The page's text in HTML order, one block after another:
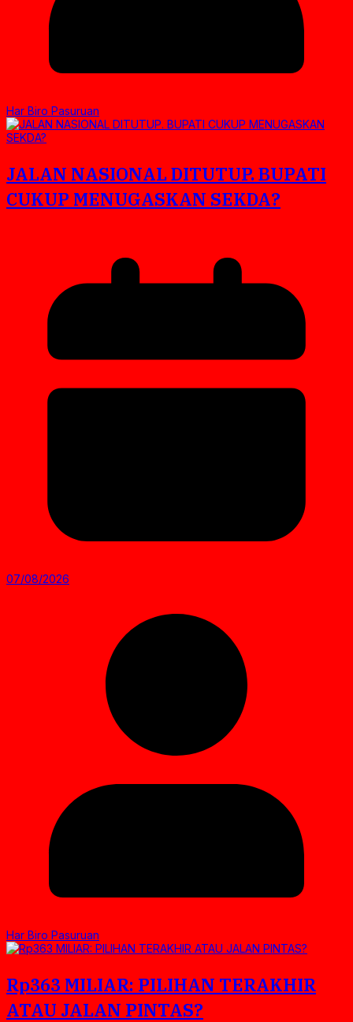
Har Biro Pasuruan
JALAN NASIONAL DITUTUP. BUPATI
CUKUP MENUGASKAN SEKDA?
07/08/2026
Har Biro Pasuruan
Rp363 MILIAR: PILIHAN TERAKHIR
ATAU JALAN PINTAS?